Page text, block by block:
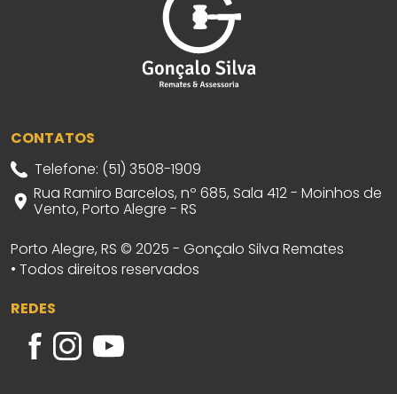
CONTATOS
Telefone: (51) 3508-1909
Rua Ramiro Barcelos, nº 685, Sala 412 - Moinhos de
Vento, Porto Alegre - RS
Porto Alegre, RS © 2025 - Gonçalo Silva Remates
• Todos direitos reservados
REDES